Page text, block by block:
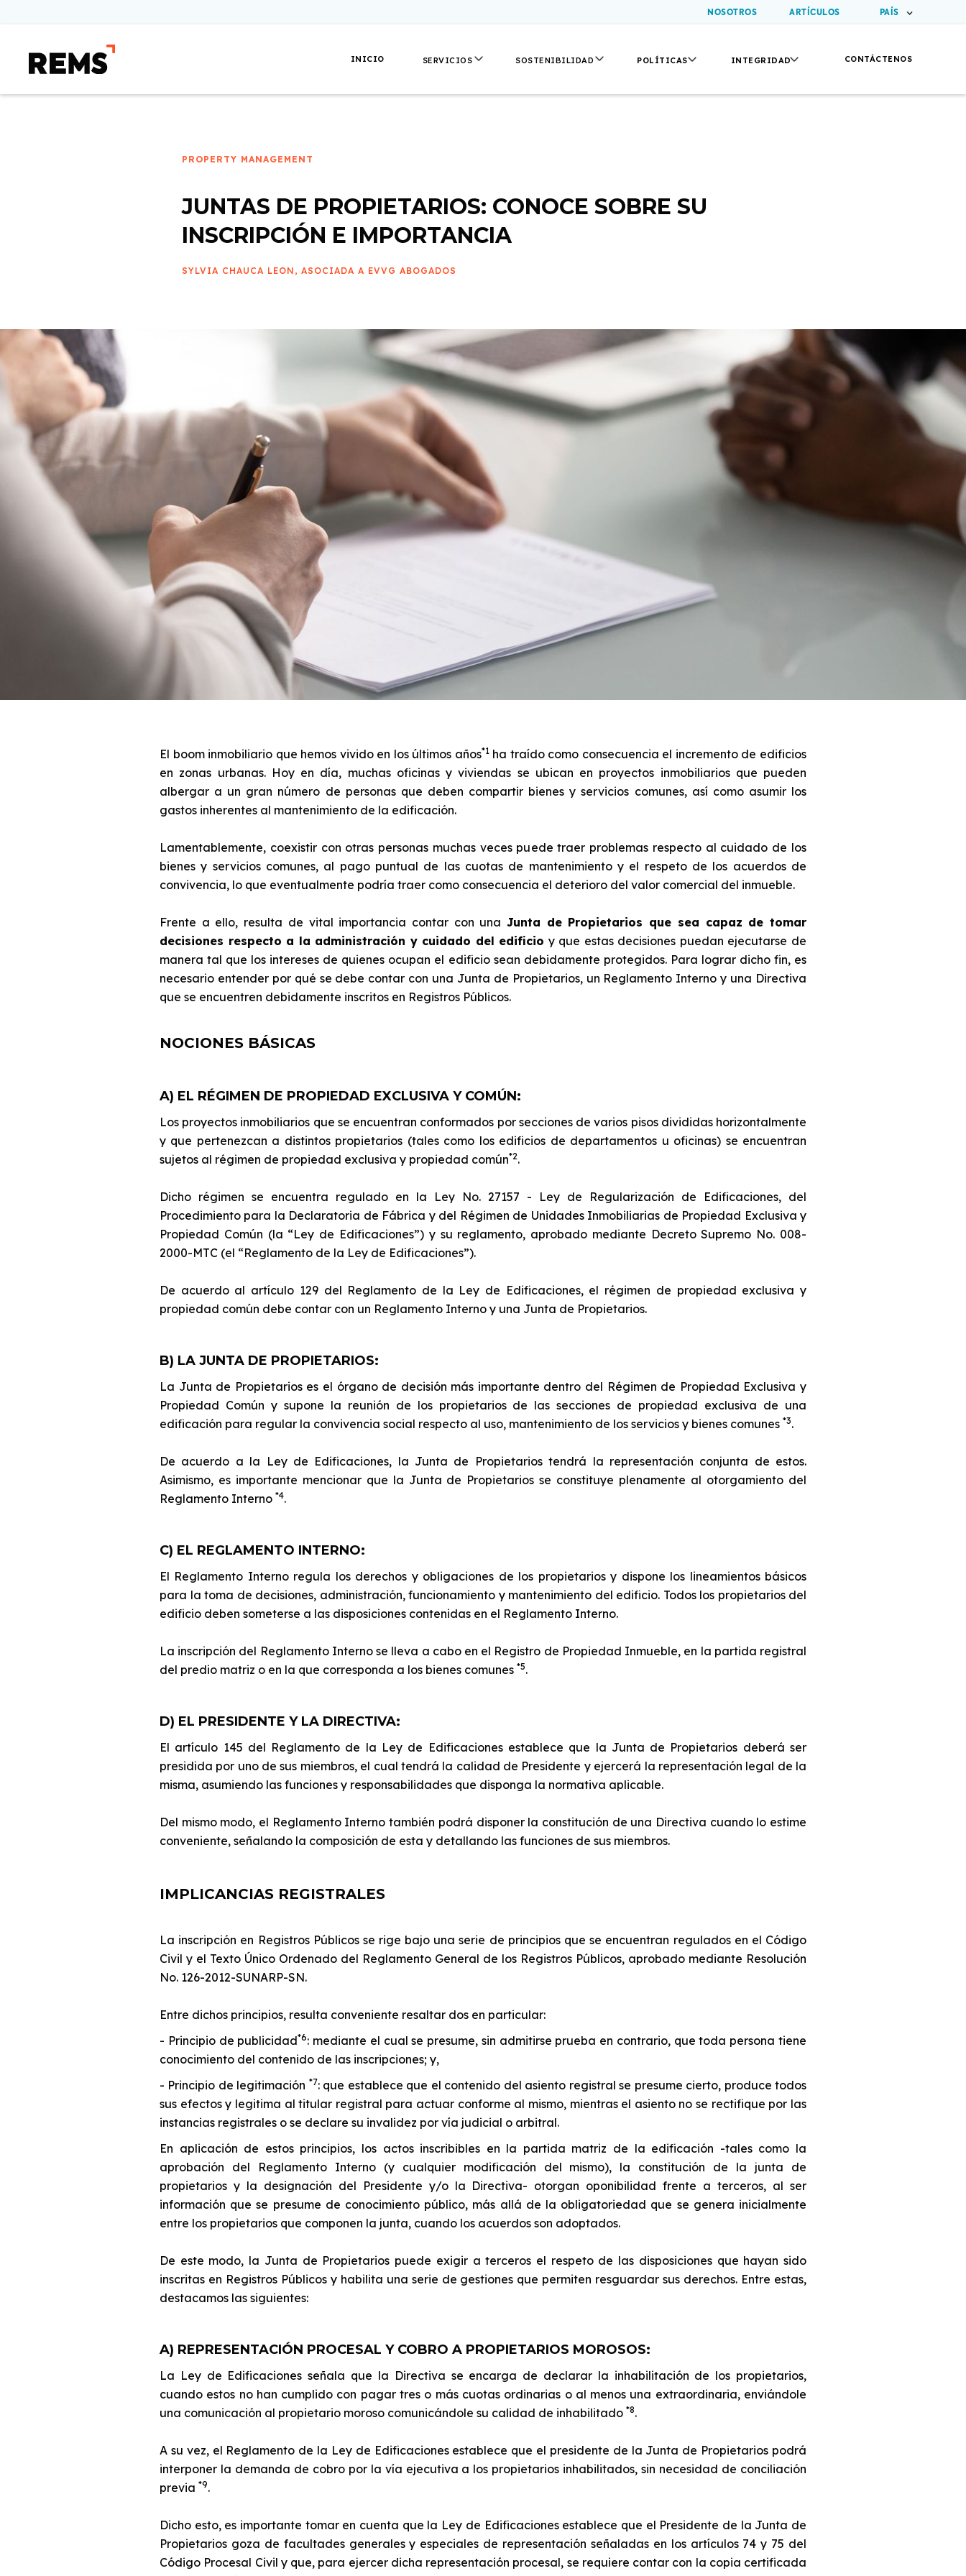
NOSOTROS ARTÍCULOS PAÍS
INICIO SERVICIOS SOSTENIBILIDAD POLÍTICAS INTEGRIDAD CONTÁCTENOS
PROPERTY MANAGEMENT
JUNTAS DE PROPIETARIOS: CONOCE SOBRE SU
INSCRIPCIÓN E IMPORTANCIA
SYLVIA CHAUCA LEON, ASOCIADA A EVVG ABOGADOS
El boom inmobiliario que hemos vivido en los últimos años*1ha traído como consecuencia el incremento de edificios
en zonas urbanas. Hoy en día, muchas oficinas y viviendas se ubican en proyectos inmobiliarios que pueden
albergar a un gran número de personas que deben compartir bienes y servicios comunes, así como asumir los
gastos inherentes al mantenimiento de la edificación.
Lamentablemente, coexistir con otras personas muchas veces puede traer problemas respecto al cuidado de los
bienes y servicios comunes, al pago puntual de las cuotas de mantenimiento y el respeto de los acuerdos de
convivencia, lo que eventualmente podría traer como consecuencia el deterioro del valor comercial del inmueble.
Frente a ello, resulta de vital importancia contar con unaJunta de Propietarios que sea capaz de tomar
decisiones respecto a la administración y cuidado del edificio y que estas decisiones puedan ejecutarse de
manera tal que los intereses de quienes ocupan el edificio sean debidamente protegidos. Para lograr dicho fin, es
necesario entender por qué se debe contar con una Junta de Propietarios, un Reglamento Interno y una Directiva
que se encuentren debidamente inscritos en Registros Públicos.
NOCIONES BÁSICAS
A) EL RÉGIMEN DE PROPIEDAD EXCLUSIVA Y COMÚN:
Los proyectos inmobiliarios que se encuentran conformados por secciones de varios pisos divididas horizontalmente
y que pertenezcan a distintos propietarios (tales como los edificios de departamentos u oficinas) se encuentran
sujetos al régimen de propiedad exclusiva y propiedad común*2.
Dicho régimen se encuentra regulado en la Ley No. 27157 - Ley de Regularización de Edificaciones, del
Procedimiento para la Declaratoria de Fábrica y del Régimen de Unidades Inmobiliarias de Propiedad Exclusiva y
Propiedad Común (la “Ley de Edificaciones”) y su reglamento, aprobado mediante Decreto Supremo No. 008-
2000-MTC (el “Reglamento de la Ley de Edificaciones”).
De acuerdo al artículo 129 del Reglamento de la Ley de Edificaciones, el régimen de propiedad exclusiva y
propiedad común debe contar con un Reglamento Interno y una Junta de Propietarios.
B) LA JUNTA DE PROPIETARIOS:
La Junta de Propietarios es el órgano de decisión más importante dentro del Régimen de Propiedad Exclusiva y
Propiedad Común y supone la reunión de los propietarios de las secciones de propiedad exclusiva de una
edificación para regular la convivencia social respecto al uso, mantenimiento de los servicios y bienes comunes *3.
De acuerdo a la Ley de Edificaciones, la Junta de Propietarios tendrá la representación conjunta de estos.
Asimismo, es importante mencionar que la Junta de Propietarios se constituye plenamente al otorgamiento del
Reglamento Interno *4.
C) EL REGLAMENTO INTERNO:
El Reglamento Interno regula los derechos y obligaciones de los propietarios y dispone los lineamientos básicos
para la toma de decisiones, administración, funcionamiento y mantenimiento del edificio. Todos los propietarios del
edificio deben someterse a las disposiciones contenidas en el Reglamento Interno.
La inscripción del Reglamento Interno se lleva a cabo en el Registro de Propiedad Inmueble, en la partida registral
del predio matriz o en la que corresponda a los bienes comunes *5.
D) EL PRESIDENTE Y LA DIRECTIVA:
El artículo 145 del Reglamento de la Ley de Edificaciones establece que la Junta de Propietarios deberá ser
presidida por uno de sus miembros, el cual tendrá la calidad de Presidente y ejercerá la representación legal de la
misma, asumiendo las funciones y responsabilidades que disponga la normativa aplicable.
Del mismo modo, el Reglamento Interno también podrá disponer la constitución de una Directiva cuando lo estime
conveniente, señalando la composición de esta y detallando las funciones de sus miembros.
IMPLICANCIAS REGISTRALES
La inscripción en Registros Públicos se rige bajo una serie de principios que se encuentran regulados en el Código
Civil y el Texto Único Ordenado del Reglamento General de los Registros Públicos, aprobado mediante Resolución
No. 126-2012-SUNARP-SN.
Entre dichos principios, resulta conveniente resaltar dos en particular:
- Principio de publicidad*6: mediante el cual se presume, sin admitirse prueba en contrario, que toda persona tiene
conocimiento del contenido de las inscripciones; y,
- Principio de legitimación *7: que establece que el contenido del asiento registral se presume cierto, produce todos
sus efectos y legitima al titular registral para actuar conforme al mismo, mientras el asiento no se rectifique por las
instancias registrales o se declare su invalidez por vía judicial o arbitral.
En aplicación de estos principios, los actos inscribibles en la partida matriz de la edificación -tales como la
aprobación del Reglamento Interno (y cualquier modificación del mismo), la constitución de la junta de
propietarios y la designación del Presidente y/o la Directiva- otorgan oponibilidad frente a terceros, al ser
información que se presume de conocimiento público, más allá de la obligatoriedad que se genera inicialmente
entre los propietarios que componen la junta, cuando los acuerdos son adoptados.
De este modo, la Junta de Propietarios puede exigir a terceros el respeto de las disposiciones que hayan sido
inscritas en Registros Públicos y habilita una serie de gestiones que permiten resguardar sus derechos. Entre estas,
destacamos las siguientes:
A) REPRESENTACIÓN PROCESAL Y COBRO A PROPIETARIOS MOROSOS:
La Ley de Edificaciones señala que la Directiva se encarga de declarar la inhabilitación de los propietarios,
cuando estos no han cumplido con pagar tres o más cuotas ordinarias o al menos una extraordinaria, enviándole
una comunicación al propietario moroso comunicándole su calidad de inhabilitado *8.
A su vez, el Reglamento de la Ley de Edificaciones establece que el presidente de la Junta de Propietarios podrá
interponer la demanda de cobro por la vía ejecutiva a los propietarios inhabilitados, sin necesidad de conciliación
previa *9.
Dicho esto, es importante tomar en cuenta que la Ley de Edificaciones establece que el Presidente de la Junta de
Propietarios goza de facultades generales y especiales de representación señaladas en los artículos 74 y 75 del
Código Procesal Civil y que, para ejercer dicha representación procesal, se requiere contar con la copia certificada